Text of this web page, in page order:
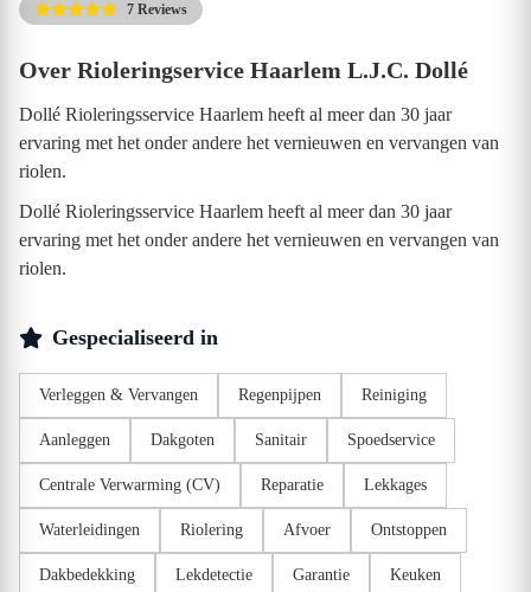
7 Reviews
Over Rioleringservice Haarlem L.J.C. Dollé
Dollé Rioleringsservice Haarlem heeft al meer dan 30 jaar
ervaring met het onder andere het vernieuwen en vervangen van
riolen.
Dollé Rioleringsservice Haarlem heeft al meer dan 30 jaar
ervaring met het onder andere het vernieuwen en vervangen van
riolen.
Gespecialiseerd in
Verleggen & Vervangen Regenpijpen Reiniging
Aanleggen Dakgoten Sanitair Spoedservice
Centrale Verwarming (CV) Reparatie Lekkages
Waterleidingen Riolering Afvoer Ontstoppen
Dakbedekking Lekdetectie Garantie Keuken